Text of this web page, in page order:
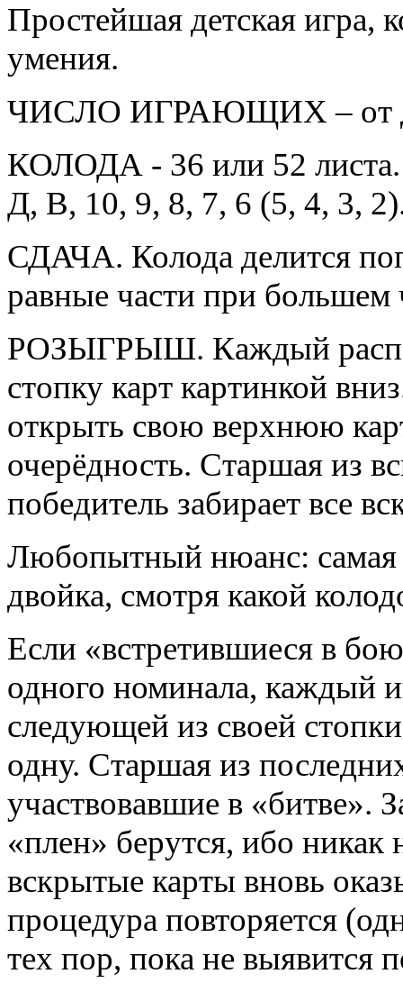
Простейшая детская игра,
умения.
ЧИСЛО ИГРАЮЩИХ – от
КОЛОДА - 36 или 52
Д, В, 10, 9, 8, 7, 6 (5, 4, 3,
СДАЧА. Колода делится
равные части при большем
РОЗЫГРЫШ. Каждый
стопку карт картинкой
открыть свою верхнюю
очерёдность. Старшая из
победитель забирает все
Любопытный нюанс: самая
двойка, смотря какой
Если «встретившиеся в
одного номинала, каждый
следующей из своей
одну. Старшая из
участвовавшие в «битве».
«плен» берутся, ибо никак
вскрытые карты вновь
процедура повторяется
тех пор, пока не выявится